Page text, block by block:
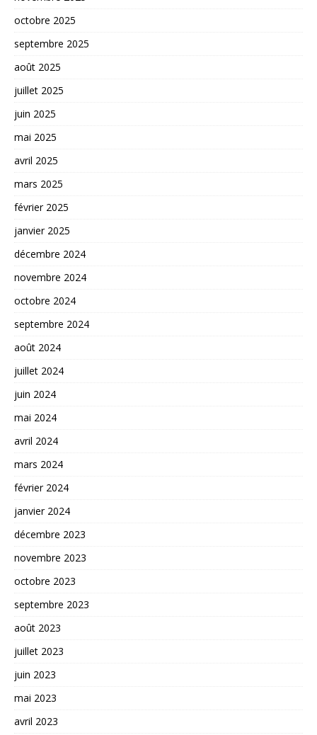
octobre 2025
septembre 2025
août 2025
juillet 2025
juin 2025
mai 2025
avril 2025
mars 2025
février 2025
janvier 2025
décembre 2024
novembre 2024
octobre 2024
septembre 2024
août 2024
juillet 2024
juin 2024
mai 2024
avril 2024
mars 2024
février 2024
janvier 2024
décembre 2023
novembre 2023
octobre 2023
septembre 2023
août 2023
juillet 2023
juin 2023
mai 2023
avril 2023